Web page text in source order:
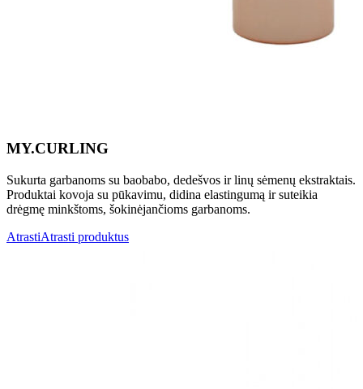
MY.CURLING
Sukurta garbanoms su baobabo, dedešvos ir linų sėmenų ekstraktais.
Produktai kovoja su pūkavimu, didina elastingumą ir suteikia
drėgmę minkštoms, šokinėjančioms garbanoms.
AtrastiAtrasti produktus